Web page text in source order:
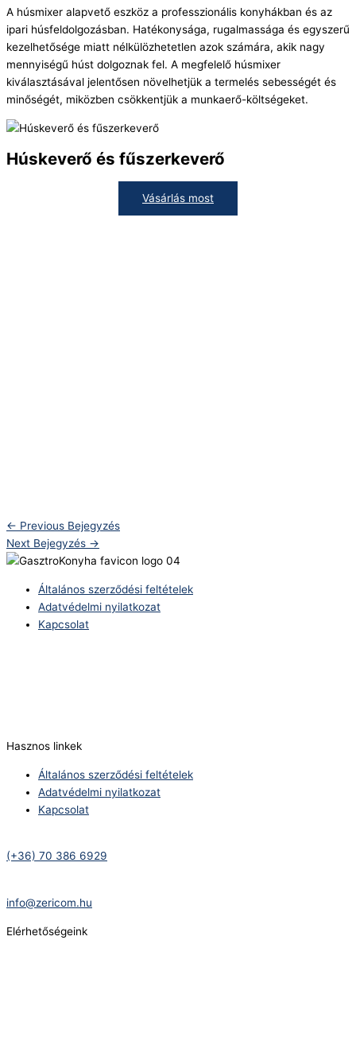
A húsmixer alapvető eszköz a professzionális konyhákban és az
ipari húsfeldolgozásban. Hatékonysága, rugalmassága és egyszerű
kezelhetősége miatt nélkülözhetetlen azok számára, akik nagy
mennyiségű húst dolgoznak fel. A megfelelő húsmixer
kiválasztásával jelentősen növelhetjük a termelés sebességét és
minőségét, miközben csökkentjük a munkaerő-költségeket.
Húskeverő és fűszerkeverő
Vásárlás most
← Previous Bejegyzés
Next Bejegyzés →
Általános szerződési feltételek
Adatvédelmi nyilatkozat
Kapcsolat
Hasznos linkek
Általános szerződési feltételek
Adatvédelmi nyilatkozat
Kapcsolat
(+36) 70 386 6929
info@zericom.hu
Elérhetőségeink